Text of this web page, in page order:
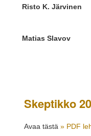
Risto K. Järvinen
Matias Slavov
Skeptikko
Avaa tästä» PDF